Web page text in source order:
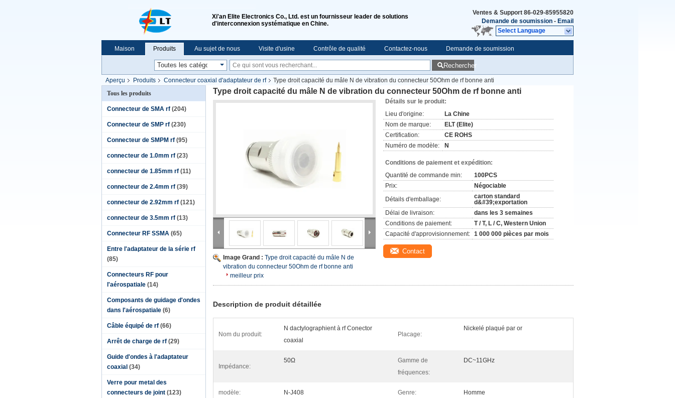
Xi'an Elite Electronics Co., Ltd. est un fournisseur leader de solutions
d'interconnexion systématique en Chine.
Ventes & Support 86-029-85955820
Demande de soumission - Email
Select Language
Maison Produits Au sujet de nous Visite d'usine Contrôle de qualité Contactez-nous Demande de soumission
Le spectacle VR Rechercher
Aperçu Produits Connecteur coaxial d'adaptateur de rf
Type droit capacité du mâle N de vibration du connecteur 50Ohm de rf bonne anti
Tous les produits
Connecteur de SMA rf (204)
Connecteur de SMP rf (230)
Connecteur de SMPM rf (95)
connecteur de 1.0mm rf (23)
connecteur de 1.85mm rf (11)
connecteur de 2.4mm rf (39)
connecteur de 2.92mm rf (121)
connecteur de 3.5mm rf (13)
Connecteur RF SSMA (65)
Entre l'adaptateur de la série rf
(85)
Connecteurs RF pour
l'aérospatiale (14)
Composants de guidage d'ondes
dans l'aérospatiale (6)
Câble équipé de rf (66)
Arrêt de charge de rf (29)
Guide d'ondes à l'adaptateur
coaxial (34)
Verre pour metal des
connecteurs de joint (123)
Type droit capacité du mâle N de vibration du connecteur 50Ohm de rf bonne anti
Image Grand : Type droit capacité du mâle N de
vibration du connecteur 50Ohm de rf bonne anti
meilleur prix
Détails sur le produit:
Lieu d'origine:
La Chine
Nom de marque:
ELT (Elite)
Certification:
CE ROHS
Numéro de modèle:
N
Conditions de paiement et expédition:
Quantité de commande min:
100PCS
Prix:
Négociable
Détails d'emballage:
carton standard
d&#39;exportation
Délai de livraison:
dans les 3 semaines
Conditions de paiement:
T / T, L / C, Western Union
Capacité d'approvisionnement: 1 000 000 pièces par mois
Contact
Description de produit détaillée
Nom du produit:
N dactylographient à rf Conector
coaxial
Placage:
Nickelé plaqué par or
Impédance:
50Ω
Gamme de
fréquences:
DC~11GHz
modèle: N-J408 Genre: Homme